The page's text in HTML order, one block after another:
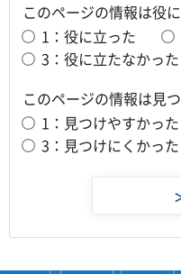
このページの情報は役
1：役に立った
3：役に立たなかった
このページの情報は見
1：見つけやすかった
3：見つけにくかった